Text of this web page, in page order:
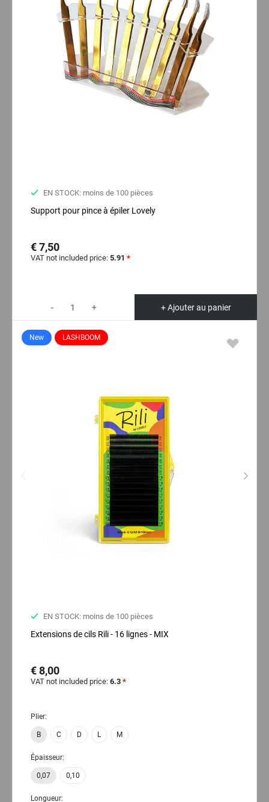
EN STOCK: moins de 100 pièces
Support pour pince à épiler Lovely
€ 7,50
VAT not included price: 5.91 *
- + + Ajouter au panier
New LASHBOOM
EN STOCK: moins de 100 pièces
Extensions de cils Rili - 16 lignes - MIX
€ 8,00
VAT not included price: 6.3 *
Plier:
B C D L M
Épaisseur:
0,07 0,10
Longueur: